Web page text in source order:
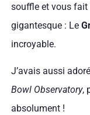
souffle et vous fait
gigantesque : Le
incroyable.
J’avais aussi
Bowl Observatory,
absolument !